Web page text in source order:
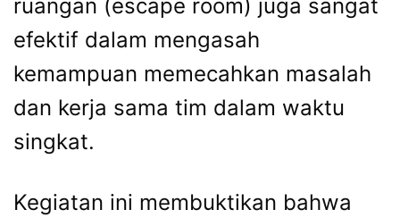
ruangan (escape room) juga sangat
efektif dalam mengasah
kemampuan memecahkan masalah
dan kerja sama tim dalam waktu
singkat.
Kegiatan ini membuktikan bahwa